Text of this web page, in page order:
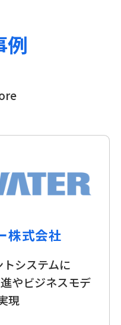
例
株式会社
システムに
やビジネスモデ
現